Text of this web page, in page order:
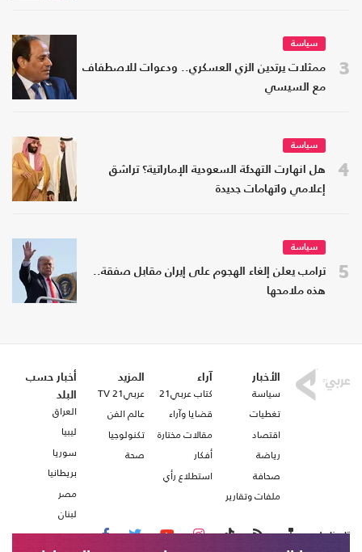
3
سياسة
ممثلات يرتدين الزي العسكري.. ودعوات للاصطفاف
مع السيسي
4
سياسة
هل انهارت التهدئة السعودية الإماراتية؟ تراشق
إعلامي واتهامات جديدة
5
سياسة
ترامب يعلن إلغاء الهجوم على إيران مقابل صفقة..
هذه ملامحها
الأخبار
سياسة
تغطيات
اقتصاد
رياضة
صحافة
ملفات وتقارير
آراء
كتاب عربي21
قضايا وآراء
مقالات مختارة
أفكار
استطلاع رأي
المزيد
عربي21 TV
عالم الفن
تكنولوجيا
صحة
أخبار حسب
البلد
العراق
ليبيا
سوريا
بريطانيا
مصر
لبنان
تابعنا على